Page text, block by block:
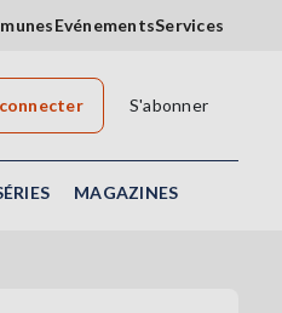
EvénementsServices
S'abonner
MAGAZINES